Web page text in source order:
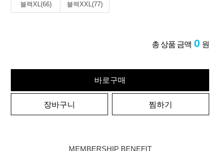
블랙XL(66) 블랙XXL(77)
총 상품 금액 0 원
바로구매
장바구니 찜하기
MEMBERSHIP BENEFIT